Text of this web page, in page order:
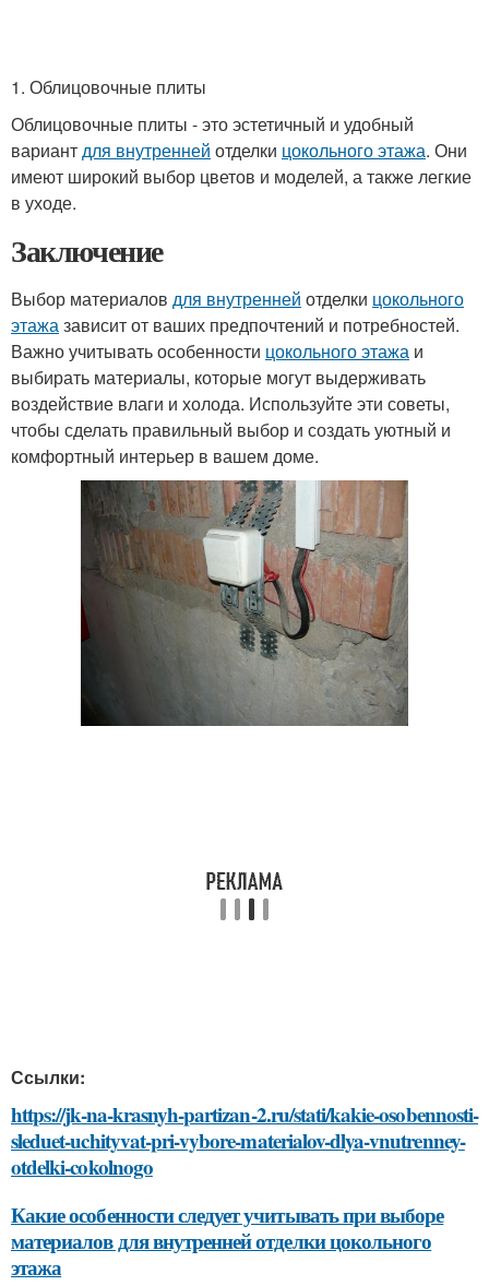
1. Облицовочные плиты
Облицовочные плиты - это эстетичный и удобный
вариантдля внутренней отделки цокольного этажа. Они
имеют широкий выбор цветов и моделей, а также легкие
в уходе.
Заключение
Выбор материалов для внутренней отделки цокольного
этажазависит от ваших предпочтений и потребностей.
Важно учитывать особенности цокольного этажа и
выбирать материалы, которые могут выдерживать
воздействие влаги и холода. Используйте эти советы,
чтобы сделать правильный выбор и создать уютный и
комфортный интерьер в вашем доме.
Ссылки:
https://jk-na-krasnyh-partizan-2.ru/stati/kakie-osobennosti-
sleduet-uchityvat-pri-vybore-materialov-dlya-vnutrenney-
otdelki-cokolnogo
Какие особенности следует учитывать при выборе
материалов для внутренней отделки цокольного
этажа